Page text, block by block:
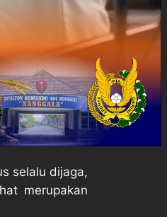
selalu dijaga,
merupakan